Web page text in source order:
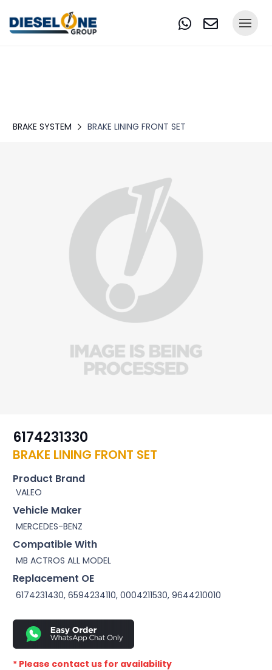
BRAKE SYSTEM BRAKE LINING FRONT SET
6174231330
BRAKE LINING FRONT SET
Product Brand
VALEO
Vehicle Maker
MERCEDES-BENZ
Compatible With
MB ACTROS ALL MODEL
Replacement OE
6174231430, 6594234110, 0004211530, 9644210010
* Please contact us for availability